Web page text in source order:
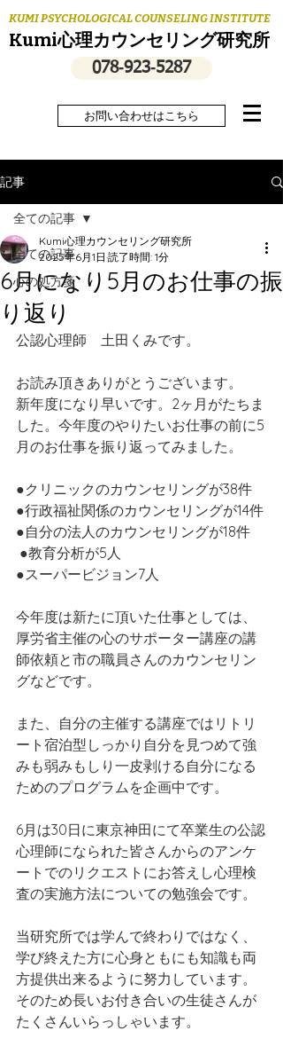
KUMI PSYCHOLOGICAL COUNSELING INSTITUTE
Kumi心理カウンセリング研究所
078‐923‐5287
お問い合わせはこちら
記事
全ての記事
心の処方箋
全ての記事
6月になり5月のお仕事の振
り返り
Kumi心理カウンセリング研究所
2025年6月1日 読了時間: 1分
公認心理師　土田くみです。
お読み頂きありがとうございます。
新年度になり早いです。2ヶ月がたちま
した。今年度のやりたいお仕事の前に5
月のお仕事を振り返ってみました。
●クリニックのカウンセリングが38件
●行政福祉関係のカウンセリングが14件
●自分の法人のカウンセリングが18件
●教育分析が5人
●スーパービジョン7人
今年度は新たに頂いた仕事としては、
厚労省主催の心のサポーター講座の講
師依頼と市の職員さんのカウンセリン
グなどです。
また、自分の主催する講座ではリトリ
ート宿泊型しっかり自分を見つめて強
みも弱みもしり一皮剥ける自分になる
ためのプログラムを企画中です。
6月は30日に東京神田にて卒業生の公認
心理師になられた皆さんからのアンケ
ートでのリクエストにお答えし心理検
査の実施方法についての勉強会です。
当研究所では学んで終わりではなく、
学び終えた方に心身ともにも知識も両
方提供出来るように努力しています。
そのため長いお付き合いの生徒さんが
たくさんいらっしゃいます。